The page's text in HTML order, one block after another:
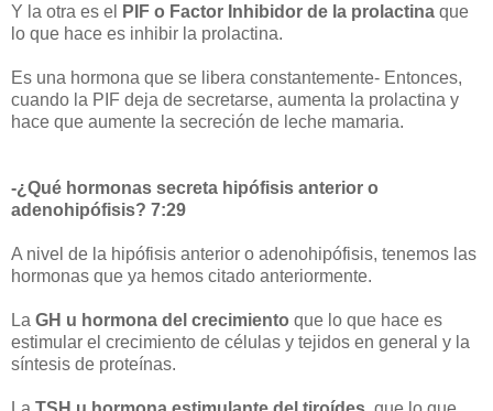
Y la otra es el PIF o Factor Inhibidor de la prolactina que
lo que hace es inhibir la prolactina.
Es una hormona que se libera constantemente- Entonces,
cuando la PIF deja de secretarse, aumenta la prolactina y
hace que aumente la secreción de leche mamaria.
-¿Qué hormonas secreta hipófisis anterior o
adenohipófisis? 7:29
A nivel de la hipófisis anterior o adenohipófisis, tenemos las
hormonas que ya hemos citado anteriormente.
La GH u hormona del crecimiento que lo que hace es
estimular el crecimiento de células y tejidos en general y la
síntesis de proteínas.